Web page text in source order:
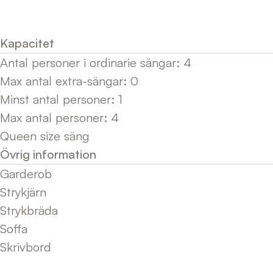
Kapacitet
Antal personer i ordinarie sängar: 4
Max antal extra-sängar: 0
Minst antal personer: 1
Max antal personer: 4
Queen size säng
Övrig information
Garderob
Strykjärn
Strykbräda
Soffa
Skrivbord